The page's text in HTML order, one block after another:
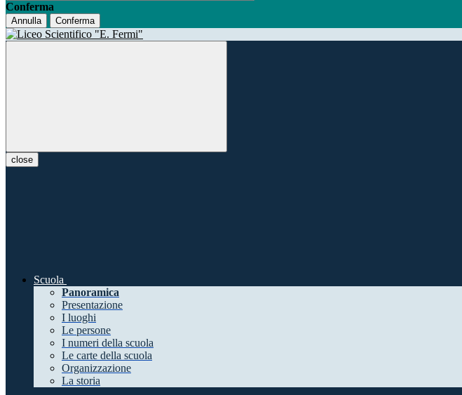
Conferma
Annulla Conferma
close
Scuola
Panoramica
Presentazione
I luoghi
Le persone
I numeri della scuola
Le carte della scuola
Organizzazione
La storia